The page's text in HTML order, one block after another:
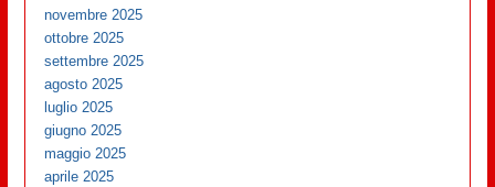
novembre 2025
ottobre 2025
settembre 2025
agosto 2025
luglio 2025
giugno 2025
maggio 2025
aprile 2025